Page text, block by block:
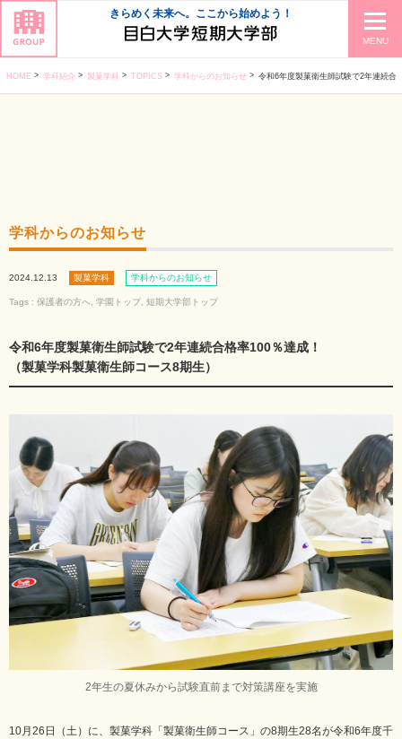
きらめく未来へ。ここから始めよう！
MENU
HOME 学科紹介 製菓学科 TOPICS 学科からのお知らせ 令和6年度製菓衛生師試験で2年連続合格率100％達
学科からのお知らせ
2024.12.13 製菓学科 学科からのお知らせ
Tags : 保護者の方へ 学園トップ 短期大学部トップ
令和6年度製菓衛生師試験で2年連続合格率100％達成！
（製菓学科製菓衛生師コース8期生）
2年生の夏休みから試験直前まで対策講座を実施
10月26日（土）に、製菓学科「製菓衛生師コース」の8期生28名が令和6年度千